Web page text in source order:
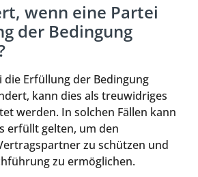
wenn eine Partei
der Bedingung
die Erfüllung der Bedingung
kann dies als treuwidriges
werden. In solchen Fällen kann
erfüllt gelten, um den
zu schützen und
zu ermöglichen.